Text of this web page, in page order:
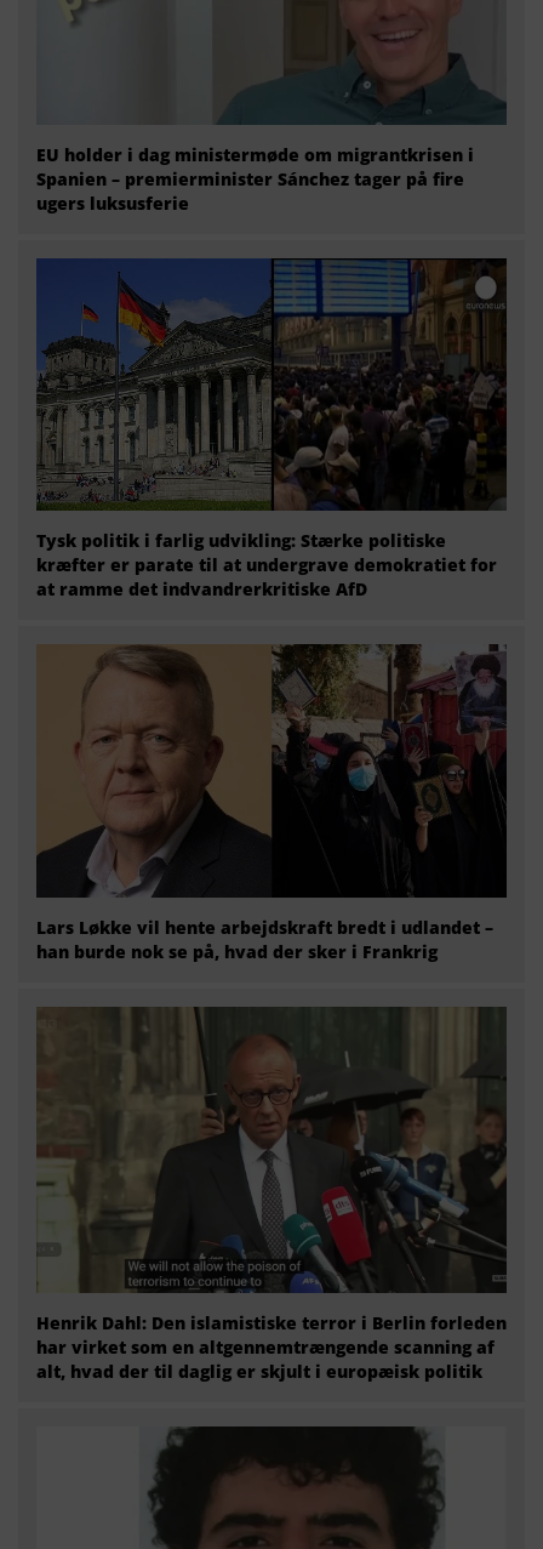
EU holder i dag ministermøde om migrantkrisen i
Spanien – premierminister Sánchez tager på fire
ugers luksusferie
Tysk politik i farlig udvikling: Stærke politiske
kræfter er parate til at undergrave demokratiet for
at ramme det indvandrerkritiske AfD
Lars Løkke vil hente arbejdskraft bredt i udlandet –
han burde nok se på, hvad der sker i Frankrig
Henrik Dahl: Den islamistiske terror i Berlin forleden
har virket som en altgennemtrængende scanning af
alt, hvad der til daglig er skjult i europæisk politik